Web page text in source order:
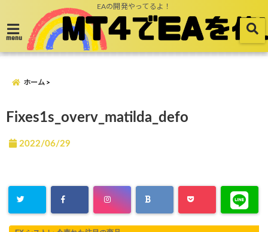
EAの開発やってるよ！
menu
ホーム
Fixes1s_overv_matilda_defo
2022/06/29